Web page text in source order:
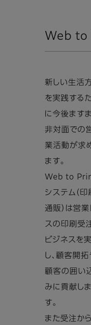
Web to
新しい生活
を実践する
に今後ます
非対面での
業活動が求
ます。
Web to
システム（印
通販）は営業
スの印刷受
ビジネスを
し、顧客開拓
顧客の囲い
みに貢献しま
す。
また受注か